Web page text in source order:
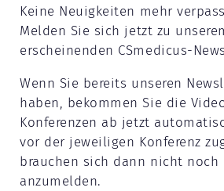
Keine Neuigkeiten mehr
Melden Sie sich jetzt zu
erscheinenden CSmedicus-
Wenn Sie bereits unseren
haben, bekommen Sie die
Konferenzen ab jetzt
vor der jeweiligen Konferenz
brauchen sich dann nicht
anzumelden.